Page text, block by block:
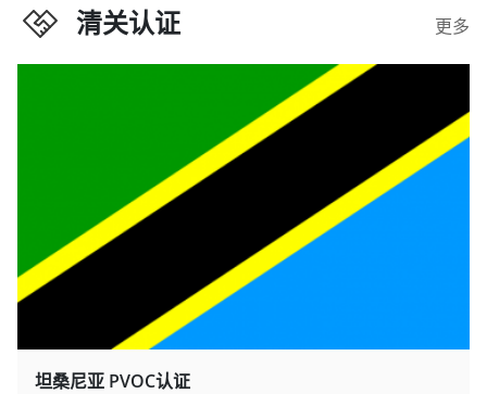
清关认证 更多
坦桑尼亚 PVOC认证